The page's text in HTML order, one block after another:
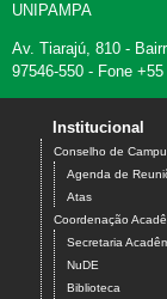
UNIPAMPA
Av. Tiarajú, 810 -
97546-550 - Fone
Institucional
Conselho de
Agenda de
Atas
Coordenação
Secretaria
NuDE
Biblioteca